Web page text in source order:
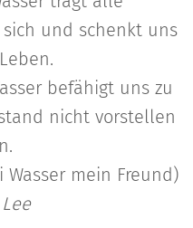
und schenkt uns
befähigt uns zu
nicht vorstellen
mein Freund)